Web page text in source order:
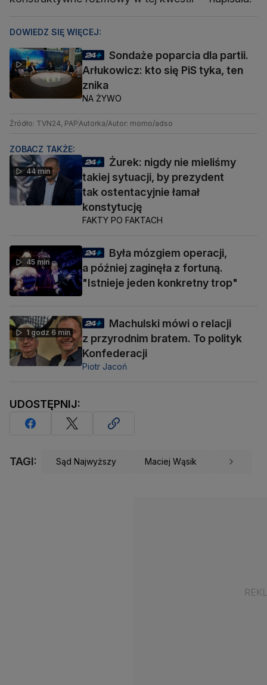
DOWIEDZ SIĘ WIĘCEJ:
Sondaże poparcia dla partii.
Arłukowicz: kto się PiS tyka, ten
znika
NA ŻYWO
Źródło: TVN24, PAPAutorka/Autor: momo/adso
ZOBACZ TAKŻE:
44 min
Żurek: nigdy nie mieliśmy
takiej sytuacji, by prezydent
tak ostentacyjnie łamał
konstytucję
FAKTY PO FAKTACH
45 min
Była mózgiem operacji,
a później zaginęła z fortuną.
"Istnieje jeden konkretny trop"
1 godz 6 min
Machulski mówi o relacji
z przyrodnim bratem. To polityk
Konfederacji
Piotr Jacoń
UDOSTĘPNIJ:
TAGI: Sąd Najwyższy Maciej Wąsik